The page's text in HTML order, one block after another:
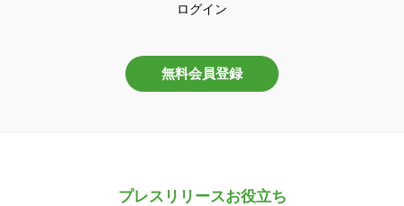
ログイン
無料会員登録
プレスリリースお役立ち